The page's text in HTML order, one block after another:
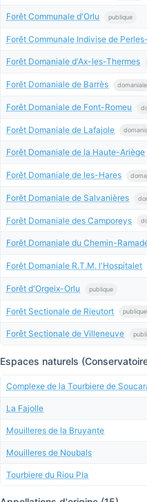
Forêt Communale d'Orlu publique
Forêt Communale Indivise de
Forêt Domaniale d'Ax-les-Thermes
Forêt Domaniale de Barrès domaniale
Forêt Domaniale de Font-Romeu
Forêt Domaniale de Lafajole
Forêt Domaniale de la Haute-Ariège
Forêt Domaniale de les-Hares
Forêt Domaniale de Salvanières
Forêt Domaniale des Camporeys
Forêt Domaniale du Chemin-
Forêt Domaniale R.T.M. l'Hospitalet
Forêt d'Orgeix-Orlu publique
Forêt Sectionale de Rieutort publique
Forêt Sectionale de Villeneuve
Espaces naturels
Complexe de la Tourbiere de
La Fajolle
Mouilleres de la Bruyante
Mouilleres de Noubals
Tourbiere du Riou Pla